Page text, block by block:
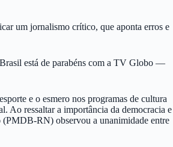
um jornalismo crítico, que aponta erros e
está de parabéns com a TV Globo —
e o esmero nos programas de cultura
Ao ressaltar a importância da democracia e
(PMDB-RN) observou a unanimidade entre